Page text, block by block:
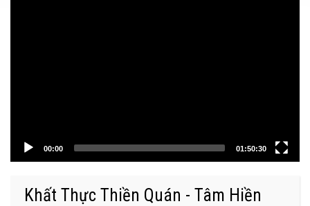
00:00 01:50:30
Khất Thực Thiền Quán - Tâm Hiền